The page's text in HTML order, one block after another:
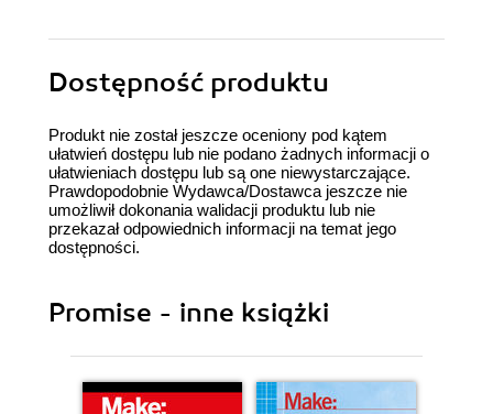
Dostępność produktu
Produkt nie został jeszcze oceniony pod kątem
ułatwień dostępu lub nie podano żadnych informacji o
ułatwieniach dostępu lub są one niewystarczające.
Prawdopodobnie Wydawca/Dostawca jeszcze nie
umożliwił dokonania walidacji produktu lub nie
przekazał odpowiednich informacji na temat jego
dostępności.
Promise - inne książki